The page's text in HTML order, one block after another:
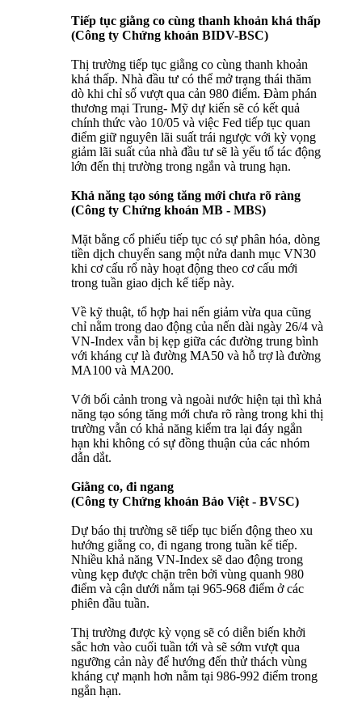
Tiếp tục giằng co cùng thanh khoản khá thấp
(Công ty Chứng khoán BIDV-BSC)
Thị trường tiếp tục giằng co cùng thanh khoản
khá thấp. Nhà đầu tư có thể mở trạng thái thăm
dò khi chỉ số vượt qua cản 980 điểm. Đàm phán
thương mại Trung- Mỹ dự kiến sẽ có kết quả
chính thức vào 10/05 và việc Fed tiếp tục quan
điểm giữ nguyên lãi suất trái ngược với kỳ vọng
giảm lãi suất của nhà đầu tư sẽ là yếu tố tác động
lớn đến thị trường trong ngắn và trung hạn.
Khả năng tạo sóng tăng mới chưa rõ ràng
(Công ty Chứng khoán MB - MBS)
Mặt bằng cổ phiếu tiếp tục có sự phân hóa, dòng
tiền dịch chuyển sang một nửa danh mục VN30
khi cơ cấu rổ này hoạt động theo cơ cấu mới
trong tuần giao dịch kế tiếp này.
Về kỹ thuật, tổ hợp hai nến giảm vừa qua cũng
chỉ nằm trong dao động của nến dài ngày 26/4 và
VN-Index vẫn bị kẹp giữa các đường trung bình
với kháng cự là đường MA50 và hỗ trợ là đường
MA100 và MA200.
Với bối cảnh trong và ngoài nước hiện tại thì khả
năng tạo sóng tăng mới chưa rõ ràng trong khi thị
trường vẫn có khả năng kiểm tra lại đáy ngắn
hạn khi không có sự đồng thuận của các nhóm
dẫn dắt.
Giằng co, đi ngang
(Công ty Chứng khoán Bảo Việt - BVSC)
Dự báo thị trường sẽ tiếp tục biến động theo xu
hướng giằng co, đi ngang trong tuần kế tiếp.
Nhiều khả năng VN-Index sẽ dao động trong
vùng kẹp được chặn trên bởi vùng quanh 980
điểm và cận dưới nằm tại 965-968 điểm ở các
phiên đầu tuần.
Thị trường được kỳ vọng sẽ có diễn biến khởi
sắc hơn vào cuối tuần tới và sẽ sớm vượt qua
ngưỡng cản này để hướng đến thử thách vùng
kháng cự mạnh hơn nằm tại 986-992 điểm trong
ngắn hạn.